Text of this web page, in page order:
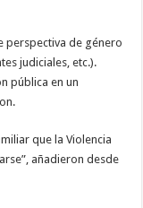
perspectiva de género
judiciales, etc.).
pública en un
que la Violencia
añadieron desde